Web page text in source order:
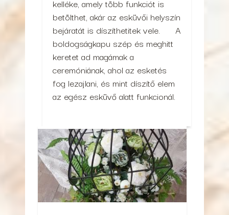
kelléke, amely több funkciót is
betölthet, akár az esküvői helyszín
bejáratát is díszíthetitek vele. A
boldogságkapu szép és meghitt
keretet ad magámak a
ceremóniának, ahol az esketés
fog lezajlani, és mint díszítő elem
az egész esküvő alatt funkcionál.